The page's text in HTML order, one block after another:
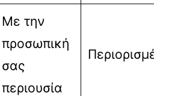
Με την
προσωπική
σας
περιουσία